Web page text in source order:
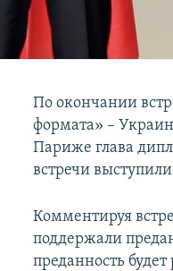
По окончании
формата» –
Париже глава
встречи
Комментируя
поддержали
преданность